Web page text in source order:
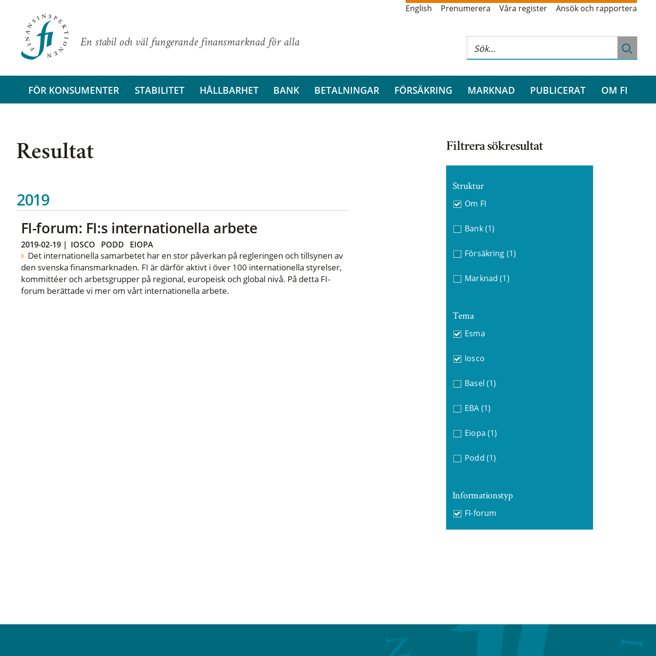
En stabil och väl fungerande finansmarknad för alla
English Prenumerera Våra register Ansök och rapportera
FÖR KONSUMENTER STABILITET HÅLLBARHET BANK BETALNINGAR FÖRSÄKRING MARKNAD PUBLICERAT OM FI
Resultat
2019
FI-forum: FI:s internationella arbete
2019-02-19| IOSCO PODD EIOPA
Det internationella samarbetet har en stor påverkan på regleringen och tillsynen av
den svenska finansmarknaden. FI är därför aktivt i över 100 internationella styrelser,
kommittéer och arbetsgrupper på regional, europeisk och global nivå. På detta FI-
forum berättade vi mer om vårt internationella arbete.
Filtrera sökresultat
Struktur
Om FI
Bank (1)
Försäkring (1)
Marknad (1)
Tema
Esma
Iosco
Basel (1)
EBA (1)
Eiopa (1)
Podd (1)
Informationstyp
FI-forum